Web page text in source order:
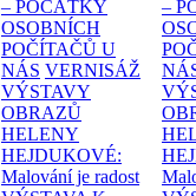
– POČÁTKY
OSOBNÍCH
POČÍTAČŮ U
NÁS VERNISÁŽ
VÝSTAVY
OBRAZŮ
HELENY
HEJDUKOVÉ:
Malování je radost
–